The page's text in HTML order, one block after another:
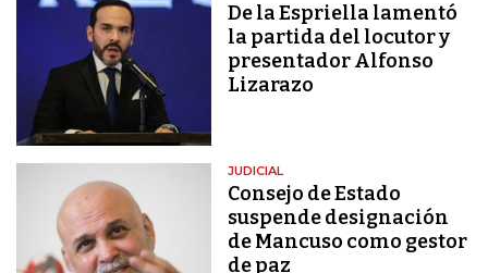
De la Espriella lamentó
la partida del locutor y
presentador Alfonso
Lizarazo
JUDICIAL
Consejo de Estado
suspende designación
de Mancuso como gestor
de paz